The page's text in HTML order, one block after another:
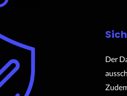
Der